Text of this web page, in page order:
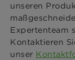
unseren
Expertenteam
Kontaktieren
unser